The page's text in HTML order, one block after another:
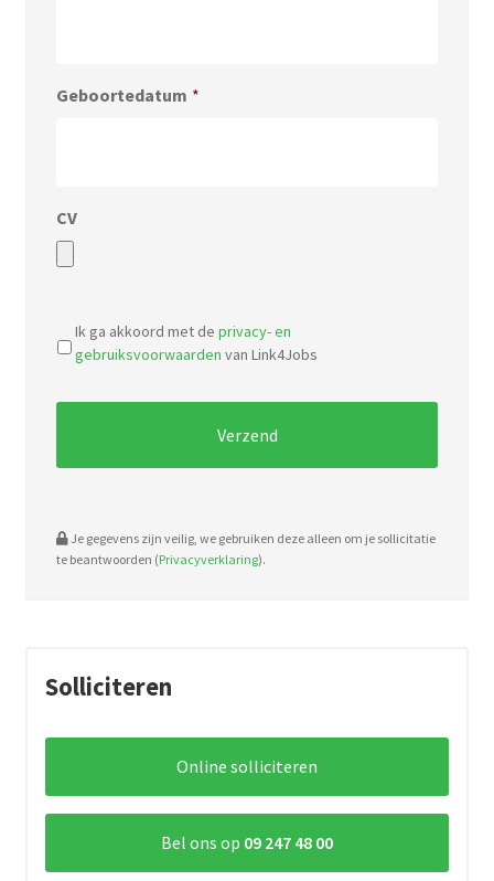
Geboortedatum *
CV
types:
pdf,
doc.
Ik ga akkoord met de privacy- en
gebruiksvoorwaarden van Link4Jobs
Je gegevens zijn veilig, we gebruiken deze alleen om je sollicitatie
te beantwoorden (Privacyverklaring).
Solliciteren
Online solliciteren
Bel ons op 09 247 48 00